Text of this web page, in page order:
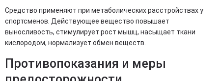
Средство применяют при метаболических расстройствах у
спортсменов. Действующее вещество повышает
выносливость, стимулирует рост мышц, насыщает ткани
кислородом, нормализует обмен веществ.
Противопоказания и меры